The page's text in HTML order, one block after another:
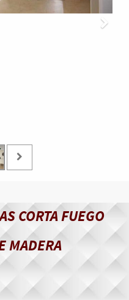
CORTA FUEGO
MADERA